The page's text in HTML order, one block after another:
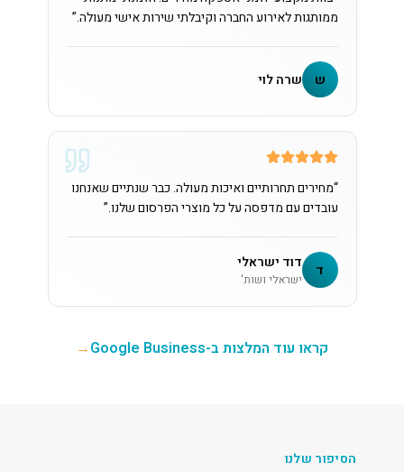
ממותגות לאירוע החברה וקיבלתי שירות אישי מעולה.”
ש שרה לוי
“מחירים תחרותיים ואיכות מעולה. כבר שנתיים שאנחנו
עובדים עם מדפסה על כל מוצרי הפרסום שלנו.”
ד דוד ישראלי
ישראלי ושות'
קראו עוד המלצות ב-Google Business →
הסיפור שלנו